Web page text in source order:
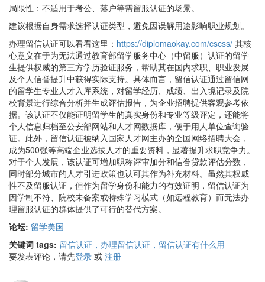
局限性‌：不适用于考公、落户等需留服认证的场景。
建议根据自身需求选择认证类型，避免因误解用途影响职业规划。
办理留信认证可以看看这里： https://diplomaokay.com/cscss/ 其核
心意义在于为无法通过教育部留学服务中心（中留服）认证的留学
生提供权威的第三方学历验证服务，帮助其在国内求职、职业发展
及个人信誉提升中获得实际支持。具体而言，留信认证通过留信网
的留学生专业人才入库系统，对留学经历、成绩、出入境记录及院
校背景进行综合分析并生成评估报告，为企业招聘提供客观参考依
据。该认证不仅能证明留学生的真实身份和专业等级评定，还能将
个人信息归档至公安部网站和人才网数据库，便于用人单位查询验
证。此外，留信认证被纳入国家人才网主办的全国网络招聘大会，
成为500强等高端企业选拔人才的重要资料，显著提升求职竞争力。
对于个人发展，该认证可增加职称评审加分和信誉贷款评估分数，
同时部分城市的人才引进政策也认可其作为补充材料。虽然其权威
性不及留服认证，但作为留学身份和能力的有效证明，留信认证为
因学制不符、院校未备案或特殊学习模式（如远程教育）而无法办
理留服认证的群体提供了可行的替代方案。
论坛: 留学美国
关键词 tags: 留信认证，办理留信认证，留信认证有什么用
要发表评论，请先登录 或 注册